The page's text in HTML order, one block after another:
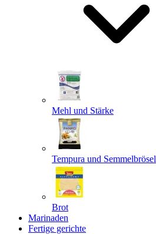
Mehl und Stärke
Tempura und Semmelbrösel
Brot
Marinaden
Fertige gerichte